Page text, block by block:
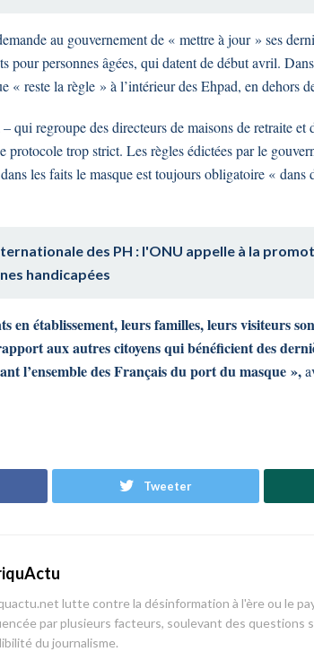
au gouvernement de « mettre à jour » ses
pour personnes âgées, qui datent de début avril.
« reste la règle » à l’intérieur des Ehpad, en dehors
qui regroupe des directeurs de maisons de retraite et
protocole trop strict. Les règles édictées par le
les faits le masque est toujours obligatoire « dans
des PH : l'ONU appelle à la
handicapées
en établissement, leurs familles, leurs visiteurs
aux autres citoyens qui bénéficient des
l’ensemble des Français du port du masque »,
Tweeter
lutte contre la désinformation à l'ère ou le
par plusieurs facteurs, soulevant des questions
du journalisme.